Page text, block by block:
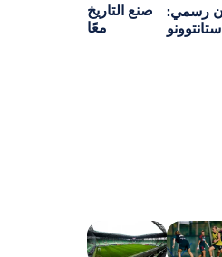
صنع التاريخ
معًا